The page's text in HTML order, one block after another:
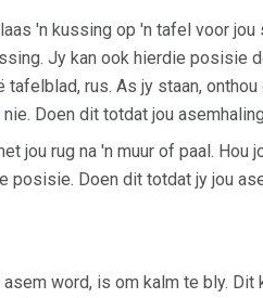
'n kussing op 'n tafel voor
Jy kan ook hierdie posisie
rus. As jy staan,
Doen dit totdat jou
jou rug na 'n muur of paal. Hou
posisie. Doen dit totdat jy jou
word, is om kalm te bly.